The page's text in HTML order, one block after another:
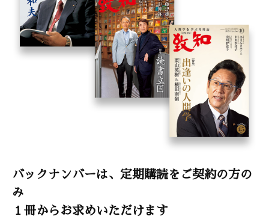
バックナンバーは、定期購読をご契約の方の
み
１冊からお求めいただけます